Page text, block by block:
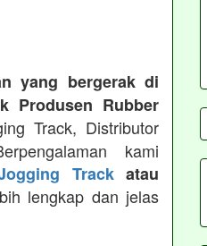
yang bergerak di
Produsen Rubber
Track, Distributor
kami
Trackatau
lengkap dan jelas